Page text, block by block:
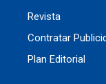
Revista
Contratar
Plan Editorial